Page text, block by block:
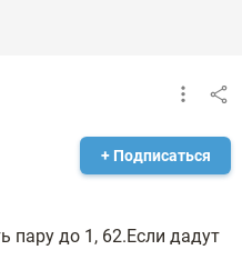
+ Подписаться
пару до 1, 62.Если дадут